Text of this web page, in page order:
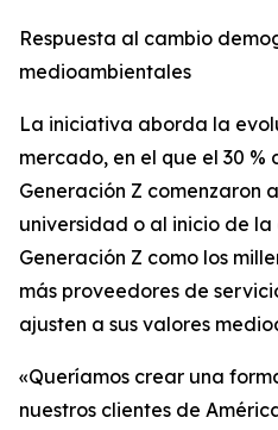
Respuesta al cambio
medioambientales
La iniciativa aborda la
mercado, en el que el 30 %
Generación Z comenzaron
universidad o al inicio de
Generación Z como los
más proveedores de
ajusten a sus valores
«Queríamos crear una
nuestros clientes de